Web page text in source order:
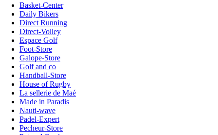
Basket-Center
Daily Bikers
Direct Running
Direct-Volley
Espace Golf
Foot-Store
Galope-Store
Golf and co
Handball-Store
House of Rugby
La sellerie de Maé
Made in Paradis
Nauti-wave
Padel-Expert
Pecheur-Store